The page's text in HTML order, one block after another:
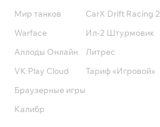
Мир танков
Warface
Аллоды Онлайн
VK Play Cloud
Браузерные игры
Калибр
CarX Drift Racing 2
Ил-2 Штурмовик
Литрес
Тариф «Игровой»